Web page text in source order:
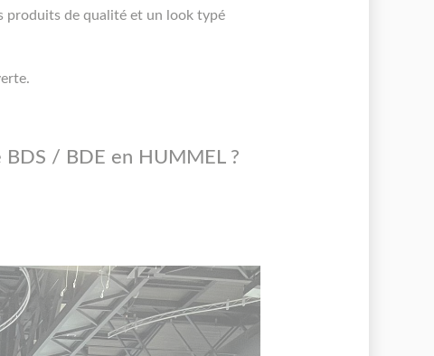
produits de qualité et un look typé
/ BDE en HUMMEL ?